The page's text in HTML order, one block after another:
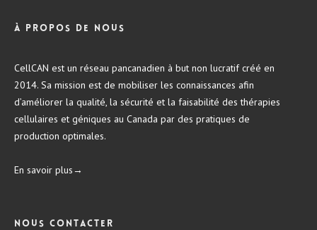
À propos de nous
CellCAN est un réseau pancanadien à but non lucratif créé en
2014. Sa mission est de mobiliser les connaissances afin
d’améliorer la qualité, la sécurité et la faisabilité des thérapies
cellulaires et géniques au Canada par des pratiques de
production optimales.
En savoir plus→
Nous contacter